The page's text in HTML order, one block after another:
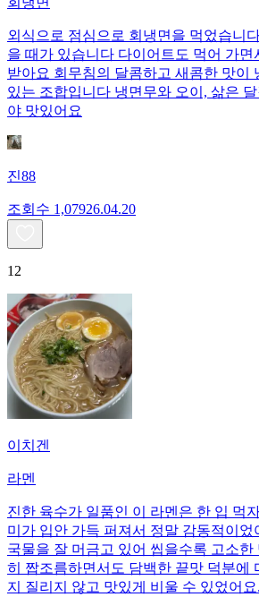
외식으로 점심으로 회냉면을 먹었습니
을 때가 있습니다 다이어트도 먹어 가면
받아요 회무침의 달콤하고 새콤한 맛이
있는 조합입니다 냉면무와 오이, 삶은
야 맛있어요
진88
조회수 1,07926.04.20
12
이치겐
라멘
진한 육수가 일품인 이 라멘은 한 입 먹
미가 입안 가득 퍼져서 정말 감동적이었
국물을 잘 머금고 있어 씹을수록 고소한
히 짭조름하면서도 담백한 끝맛 덕분에
지 질리지 않고 맛있게 비울 수 있었어